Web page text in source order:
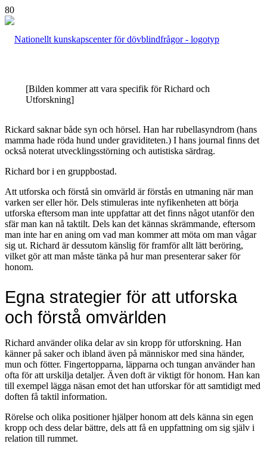
[Bilden kommer att vara specifik för Richard och
Utforskning]
Rickard saknar både syn och hörsel. Han har rubellasyndrom (hans
mamma hade röda hund under graviditeten.) I hans journal finns det
också noterat utvecklingsstörning och autistiska särdrag.
Richard bor i en gruppbostad.
Att utforska och förstå sin omvärld är förstås en utmaning när man
varken ser eller hör. Dels stimuleras inte nyfikenheten att börja
utforska eftersom man inte uppfattar att det finns något utanför den
sfär man kan nå taktilt. Dels kan det kännas skrämmande, eftersom
man inte har en aning om vad man kommer att möta om man vågar
sig ut. Richard är dessutom känslig för framför allt lätt beröring,
vilket gör att man måste tänka på hur man presenterar saker för
honom.
Egna strategier för att utforska
och förstå omvärlden
Richard använder olika delar av sin kropp för utforskning. Han
känner på saker och ibland även på människor med sina händer,
mun och fötter. Fingertopparna, läpparna och tungan använder han
ofta för att urskilja detaljer. Även doft är viktigt för honom. Han kan
till exempel lägga näsan emot det han utforskar för att samtidigt med
doften få taktil information.
Rörelse och olika positioner hjälper honom att dels känna sin egen
kropp och dess delar bättre, dels att få en uppfattning om sig själv i
relation till rummet.